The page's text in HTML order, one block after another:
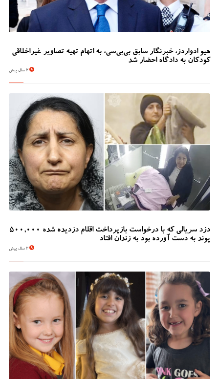
هیو ادواردز، خبرنگار سابق بی‌بی‌سی، به اتهام تهیه تصاویر غیراخلاقی
کودکان به دادگاه احضار شد
2 سال پیش
دزد سریالی که با درخواست بازپرداخت اقلام دزدیده شده 500,000
پوند به دست آورده بود به زندان افتاد
2 سال پیش